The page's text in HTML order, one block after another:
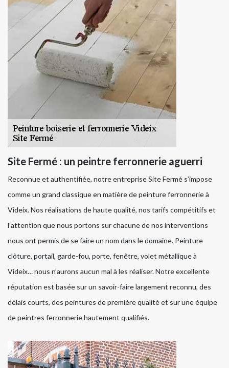
Site Fermé : un peintre ferronnerie aguerri
Reconnue et authentifiée, notre entreprise Site Fermé s’impose
comme un grand classique en matière de peinture ferronnerie à
Videix. Nos réalisations de haute qualité, nos tarifs compétitifs et
l’attention que nous portons sur chacune de nos interventions
nous ont permis de se faire un nom dans le domaine. Peinture
clôture, portail, garde-fou, porte, fenêtre, volet métallique à
Videix… nous n’aurons aucun mal à les réaliser. Notre excellente
réputation est basée sur un savoir-faire largement reconnu, des
délais courts, des peintures de première qualité et sur une équipe
de peintres ferronnerie hautement qualifiés.